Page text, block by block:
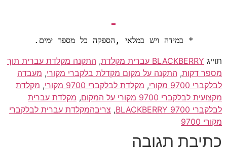
* במידה ויש במלאי ,הספקה כל מספר ימים.
תוייג BLACKBERRY עברית מקלדת , התקנה מקלדת עברית תוך
מספר דקות, התקנה על מקום מקדלת בלקברי מקורי, מעבדה
לבלקברי 9700 מקורי
, מקלדת לבלקברי 9700 מקורי , מקלדת
מקצועית לבלקברי 9700 מקורי על המקום
, מקלדת עברית
לבלקברי 9700 BLACKBERRY
, צריבהמקלדת עברית לבלקברי
מקורי 9700
כתיבת תגובה